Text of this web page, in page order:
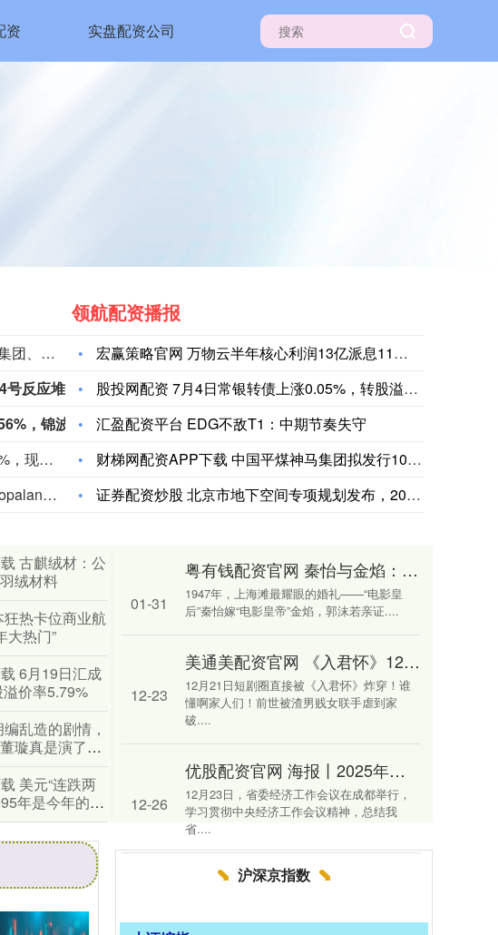
资 实盘配资公司
贵金属板块震荡走高，招金黄金涨超7%，株冶集团、兴业银锡、中金黄金、山金国际跟涨。
法国电力公司将圣阿尔班1号反应堆的输出功率从1335兆瓦削减至260兆瓦，将特里卡斯廷4号反应堆的输出功率从915兆瓦削减至180兆瓦。
法国电力公司将圣阿尔班1号反应堆的输出功率从1335兆瓦削
北证50日内涨幅达1.01%，成分股中，万源通涨5.47%，诺思兰德涨5.01%，则成电子涨4.56%，锦波生物涨4.23%。
北证50日内涨幅达1.01%，成分股中，万源通涨5.47%，诺思
中证1000股指期货(IM)主力合约日内涨超2%，现报7582.0点。
T-Mobile首席执行官Srini Gopalan在接受采访时表示，马斯克旗下星链(Starlink)这样的卫星互联网服务构成的威胁被夸大了。Gopalan称，他一直看不出星链究竟能解决哪些消费者问题。他认为卫星技术将继续作为现有网络的“补充”存在。
领航配资播报
宏赢策略官网 万物云半年核心利润13亿派息11亿，物业费弹性
股投网配资 7月4日常银转债上涨0.05%，转股溢价率2.8
汇盈配资平台 EDG不敌T1：中期节奏失守
财梯网配资APP下载 中国平煤神马集团拟发行10亿元中票，偿
证券配资炒股 北京市地下空间专项规划发布，2035年建成立体
古麒绒材：公
绒材料
热卡位商业航
大热门”
6月19日汇成
价率5.79%
乱造的剧情，
璇真是演了开
美元“连跌两
年是今年的最
粤有钱配资官网 秦怡与金焰：一场始于星光、终于隐忍的世纪婚姻
1947年，上海滩最耀眼的婚礼——“电影皇
后”秦怡嫁“电影皇帝”金焰，郭沫若亲证....
01-31
美通美配资官网 《入君怀》12月重生爽剧天花板，黑莲花×病娇太子焊死双向救赎
12月21日短剧圈直接被《入君怀》炸穿！谁
懂啊家人们！前世被渣男贱女联手虐到家
破....
12-23
优股配资官网 海报丨2025年省委经济工作会议这些部署，与你我息息相关
12月23日，省委经济工作会议在成都举行，
学习贯彻中央经济工作会议精神，总结我
省....
12-26
沪深京指数